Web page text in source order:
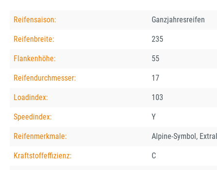
Reifensaison: Ganzjahresreifen
Reifenbreite: 235
Flankenhöhe: 55
Reifendurchmesser: 17
Loadindex: 103
Speedindex: Y
Reifenmerkmale: Alpine-Symbol,
Kraftstoffeffizienz: C